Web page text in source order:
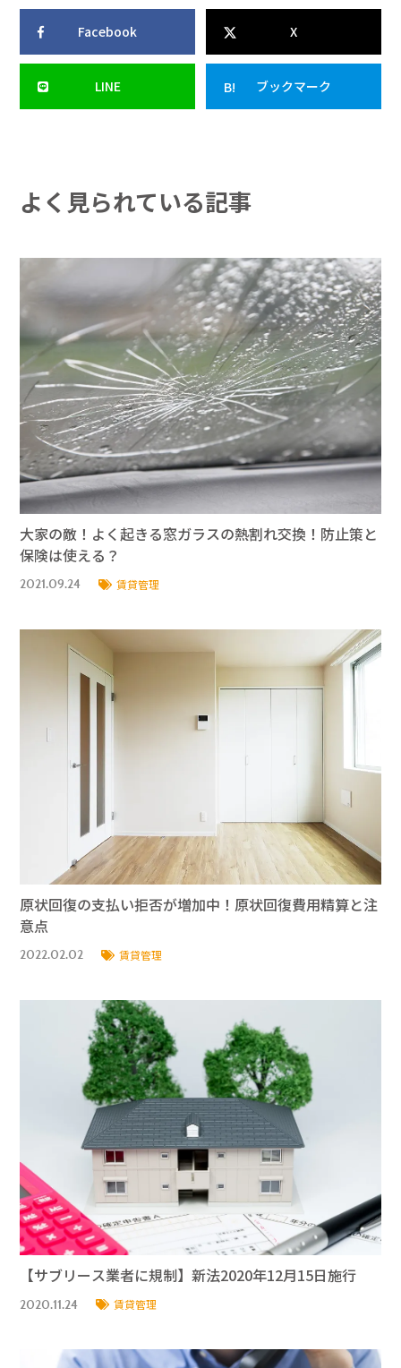
Facebook X
LINE ブックマーク
よく見られている記事
大家の敵！よく起きる窓ガラスの熱割れ交換！防止策と
保険は使える？
2021.09.24 賃貸管理
原状回復の支払い拒否が増加中！原状回復費用精算と注
意点
2022.02.02 賃貸管理
【サブリース業者に規制】新法2020年12月15日施行
2020.11.24 賃貸管理